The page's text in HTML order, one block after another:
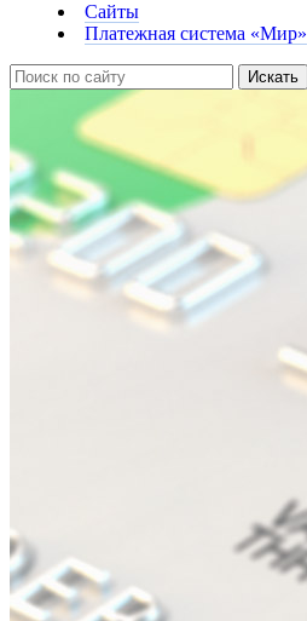
Сайты
Платежная система «Мир»
Искать